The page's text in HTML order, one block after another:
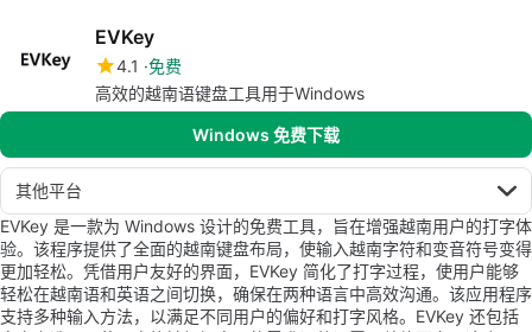
EVKey
4.1 免费
高效的越南语键盘工具用于Windows
Windows 免费下载
其他平台
EVKey 是一款为 Windows 设计的免费工具，旨在增强越南用户的打字体
验。该程序提供了全面的越南键盘布局，使输入越南字符和变音符号变得
更加轻松。凭借用户友好的界面，EVKey 简化了打字过程，使用户能够
轻松在越南语和英语之间切换，确保在两种语言中高效沟通。该应用程序
支持多种输入方法，以满足不同用户的偏好和打字风格。EVKey 还包括